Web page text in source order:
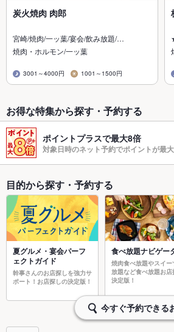
炭火焼肉 肉郎
宮崎/焼肉/一ッ葉/宴会/飲み放題/…
焼肉・ホルモン/一ッ葉
3001～4000円 1001～1500円
お得な特集から探す・予約する
ポイントプラスで最大8倍
対象日時のネット予約でポイントが最
目的から探す・予約する
夏グルメ・宴会パーフ
ェクトガイド
幹事さんのお店探しを強力サ
ポート！お店探しの決定版！
食べ放題ナビゲー
焼肉食べ放題やスイー
放題など食べ放題お店
決定版！
今すぐ予約できる